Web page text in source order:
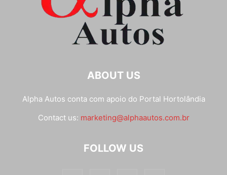
ABOUT US
Alpha Autos conta com apoio do Portal Hortolândia
Contact us: marketing@alphaautos.com.br
FOLLOW US